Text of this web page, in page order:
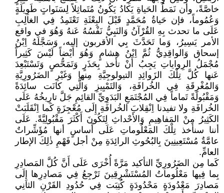
خاصَّةً، وأن نَمَطُ الحَياةِ يَكادُ يَكُونُ مُتَماثِلاً لِسَنَواتٍ طَوِيلَةٍ
وَعُمُوماً، فإن حَياةُ مُحَمَّدٍ قَبْلَ البِعْثَةِ تَعْتَمِدُ فِي الغالِبِ
عَلَى ما تحدث بِهِ القُرْآنُ وَالنَبِيُّ نَفْسُهُ عَنهُ وَهُوَ في واقع
الأمر يَسِيرُ، وَما تَحَدَّثَ بِي الأقربون إليه، وَسَجَّلَهُ اِبْنُ
إسحاق وَالواقِدِيُّ ثُمَّ اِبْنُ هِشامٍ وَهُوَ أَيْضاً لَيْسَ كَثِيراً
مُجْمَلُ الرِواياتِ يَجِبُ أَنْ تأخذ بِحَذَرٍ وَتَمَحُّصٍ وَتَسْتَبْعِدَ
عَنها كُلَّ تِلْكَ الزَوائِدِ التيولوجِيَّةِ مِنها وَغَيْرِ الضَرُورِيَّةِ
وَالمُغْرِقَةِ فِي الخُرافَةِ، وَالتَمْيِيزِ وَالَّتِي كانَت سائِدَةً
وَمَقْبُولَةً تَماماً فِي المُجْتَمَعِ البَدَوِيِّ القائِمِ جَلَّ تارِيخُهُ عَلَى
الخُرافَةِ ولا تفيدنا اِنْقِلابَ الخُرافَةِ إِلَى مُعْجِزَةٍ كَما اِنْقَلَبَتْ
الكَثِيرُ مِنْ المَفاهِيمِ وَالأَحْداثِ لِتَكُونَ أَكْثَرَ مَقْبُولِيَّةً. عَلَى
أننا سنأخذ تِلْكَ المَعْلُوماتِ عَلَى أَساسٍ أنها مُؤَشِّراتٌ
عامَّةٌ مُسْتَعِينِينَ بِالبُحُوثِ الرائِدَةِ مِنْ أجل فَهْمِ ذٰلِكَ الإطار
العامِّ.
كَما مِن الضَرُورِيِّ التأكيد مَرَّةً أُخْرَى عَلَى أَنَّ كُلَّ المَصادِرِ
بِما فِيها مَعْلُوماتُ المُسْتَشْرِقِينَ تَرْجِعُ فِي مَصادِرِها إِلَى
مَصادِرَ مَعْدُودَةٍ مَحْدُودَةٍ كُتِبَت فِي حُدُودِ القَرْنِ الثانِي